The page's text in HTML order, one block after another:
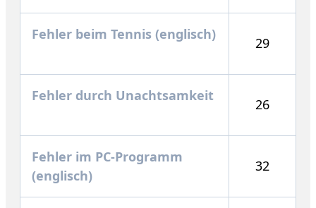
Fehler beim Tennis (englisch)
29
Fehler durch Unachtsamkeit
26
Fehler im PC-Programm
(englisch)
32